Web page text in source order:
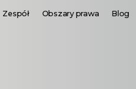
Zespół Obszary prawa Blog